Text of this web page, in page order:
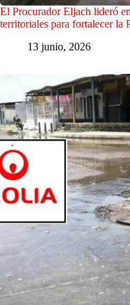
El Procurador Eljach lideró
territoriales para fortalecer la
13 junio, 2026